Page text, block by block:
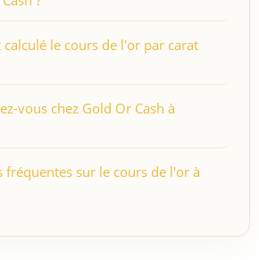
calculé le cours de l'or par carat
vous chez Gold Or Cash à
fréquentes sur le cours de l'or à